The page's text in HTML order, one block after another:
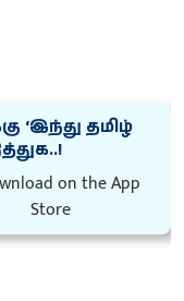
‘இந்து தமிழ்